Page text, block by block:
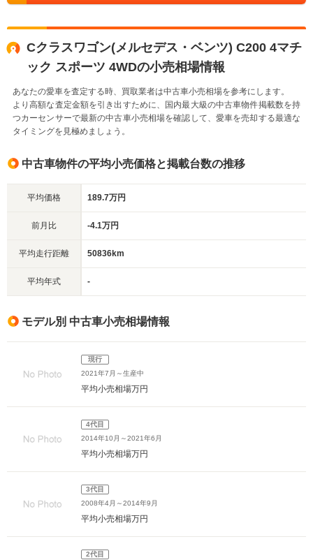
Cクラスワゴン(メルセデス・ベンツ) C200 4マチ
ック スポーツ 4WDの小売相場情報
あなたの愛車を査定する時、買取業者は中古車小売相場を参考にします。
より高額な査定金額を引き出すために、国内最大級の中古車物件掲載数を持
つカーセンサーで最新の中古車小売相場を確認して、愛車を売却する最適な
タイミングを見極めましょう。
中古車物件の平均小売価格と掲載台数の推移
平均価格 189.7万円
前月比 -4.1万円
平均走行距離 50836km
平均年式 -
モデル別 中古車小売相場情報
現行
2021年7月～生産中
平均小売相場万円
4代目
2014年10月～2021年6月
平均小売相場万円
3代目
2008年4月～2014年9月
平均小売相場万円
2代目